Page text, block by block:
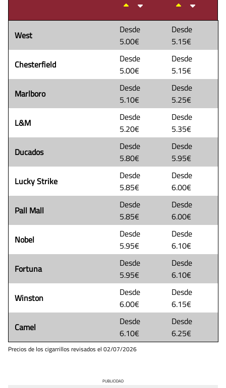
West
Desde
5.00€
Desde
5.15€
Chesterfield
Desde
5.00€
Desde
5.15€
Marlboro
Desde
5.10€
Desde
5.25€
L&M
Desde
5.20€
Desde
5.35€
Ducados
Desde
5.80€
Desde
5.95€
Lucky Strike
Desde
5.85€
Desde
6.00€
Pall Mall
Desde
5.85€
Desde
6.00€
Nobel
Desde
5.95€
Desde
6.10€
Fortuna
Desde
5.95€
Desde
6.10€
Winston
Desde
6.00€
Desde
6.15€
Camel
Desde
6.10€
Desde
6.25€
Precios de los cigarrillos revisados el 02/07/2026
PUBLICIDAD